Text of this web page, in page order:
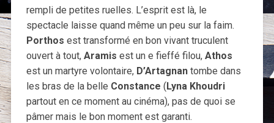
rempli de petites ruelles. L’esprit est là, le
spectacle laisse quand même un peu sur la faim.
Porthos est transformé en bon vivant truculent
ouvert à tout, Aramis est un e fieffé filou, Athos
est un martyre volontaire, D’Artagnan tombe dans
les bras de la belle Constance (Lyna Khoudri
partout en ce moment au cinéma), pas de quoi se
pâmer mais le bon moment est garanti.